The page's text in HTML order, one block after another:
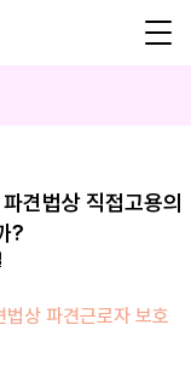
견법상 직접고용의
?
상 파견근로자 보호